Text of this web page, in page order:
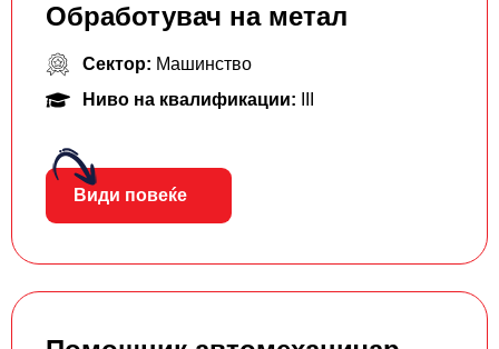
Обработувач на метал
Сектор: Машинство
Ниво на квалификации:
Види повеќе